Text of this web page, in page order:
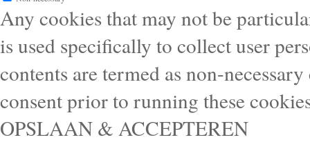
Any cookies that may not be
is used specifically to collect user
contents are termed as non-
consent prior to running these
OPSLAAN & ACCEPTEREN